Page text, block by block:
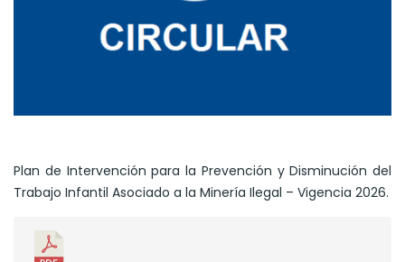
Plan de Intervención para la Prevención y Disminución del
Trabajo Infantil Asociado a la Minería Ilegal – Vigencia 2026.